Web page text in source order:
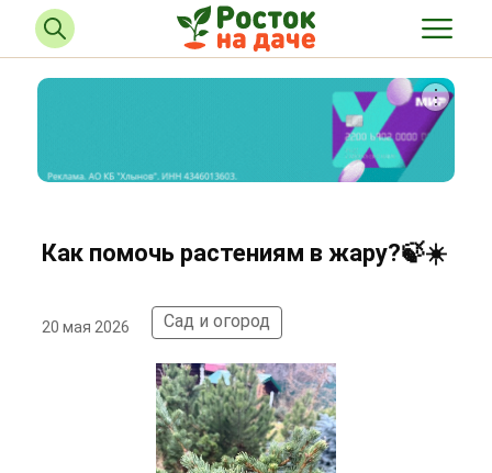
Как помочь растениям в жару?🍃️☀️
20 мая 2026 Сад и огород